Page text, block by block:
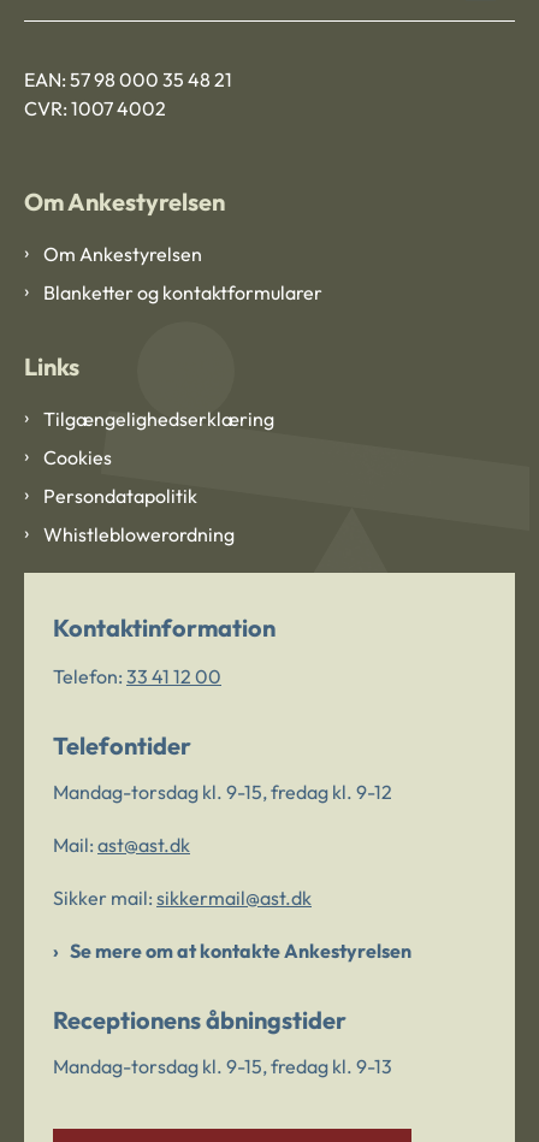
EAN: 57 98 000 35 48 21
CVR: 1007 4002
Om Ankestyrelsen
Om Ankestyrelsen
Blanketter og kontaktformularer
Links
Tilgængelighedserklæring
Cookies
Persondatapolitik
Whistleblowerordning
Kontaktinformation
Telefon: 33 41 12 00
Telefontider
Mandag-torsdag kl. 9-15, fredag kl. 9-12
Mail: ast@ast.dk
Sikker mail: sikkermail@ast.dk
Se mere om at kontakte Ankestyrelsen
Receptionens åbningstider
Mandag-torsdag kl. 9-15, fredag kl. 9-13